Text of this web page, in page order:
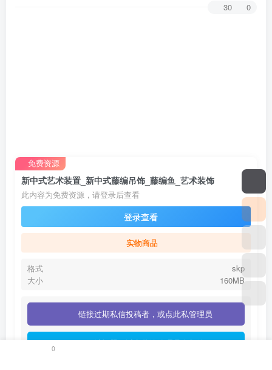
30 0
新中式艺术装置_新中式藤编吊饰_藤编鱼_艺术装饰
此内容为免费资源，请登录后查看
登录查看
实物商品
格式
skp
大小
160MB
链接过期私信投稿者，或点此私管理员
网站问题可以点此给管理员发邮件
免费资源
0